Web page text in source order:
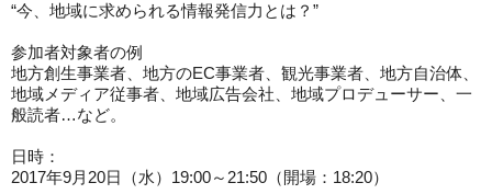
“今、地域に求められる情報発信力とは？”
参加者対象者の例
地方創生事業者、地方のEC事業者、観光事業者、地方自治体、
地域メディア従事者、地域広告会社、地域プロデューサー、一
般読者…など。
日時：
2017年9月20日（水）19:00～21:50（開場：18:20）